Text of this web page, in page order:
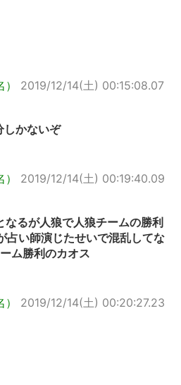
2019/12/14(土) 00:15:08.07
しかないぞ
2019/12/14(土) 00:19:40.09
るが人狼で人狼チームの勝利
占い師演じたせいで混乱してな
ム勝利のカオス
2019/12/14(土) 00:20:27.23